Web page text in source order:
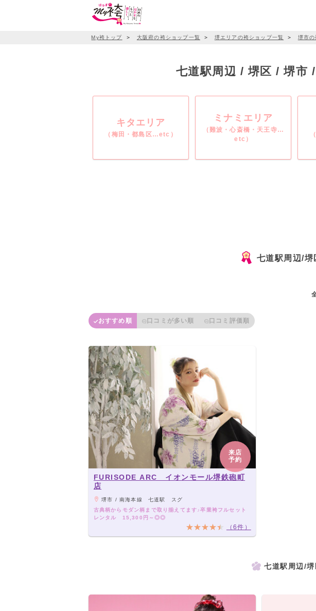
My袴トップ ＞ 大阪府の袴ショップ一覧 ＞ 堺エリアの袴ショップ一覧 ＞ 堺市
七道駅周辺 / 堺区 / 堺市
キタエリア
（梅田・都島区…etc）
ミナミエリア
（難波・心斎橋・天王寺…
etc）
七道駅周辺/
おすすめ順 口コミが多い順 口コミ評価順
来店
予約
FURISODE ARC イオンモール堺鉄砲町
店
堺市 / 南海本線 七道駅 スグ
古典柄からモダン柄まで取り揃えてます♪卒業袴フルセット
レンタル 15,300円～◎◎
（6件）
七道駅周辺/